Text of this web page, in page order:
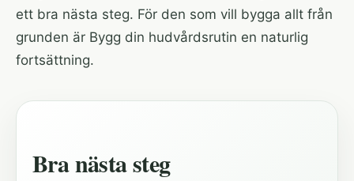
ett bra nästa steg. För den som vill bygga allt från
grunden är Bygg din hudvårdsrutin en naturlig
fortsättning.
Bra nästa steg